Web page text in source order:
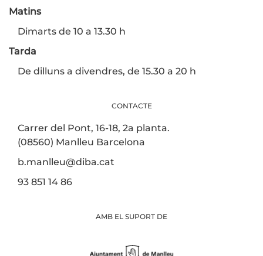
Matins
Dimarts de 10 a 13.30 h
Tarda
De dilluns a divendres, de 15.30 a 20 h
CONTACTE
Carrer del Pont, 16-18, 2a planta.
(08560) Manlleu Barcelona
b.manlleu@diba.cat
93 851 14 86
AMB EL SUPORT DE